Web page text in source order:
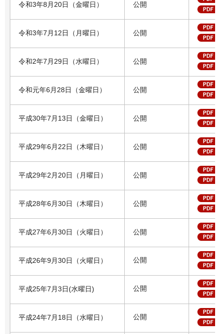
令和3年8月20日（金曜日） 公開
令和3年7月12日（月曜日） 公開
令和2年7月29日（水曜日） 公開
令和元年6月28日（金曜日） 公開
平成30年7月13日（金曜日） 公開
平成29年6月22日（木曜日） 公開
平成29年2月20日（月曜日） 公開
平成28年6月30日（木曜日） 公開
平成27年6月30日（火曜日） 公開
平成26年9月30日（火曜日） 公開
平成25年7月3日(水曜日) 公開
平成24年7月18日（水曜日） 公開